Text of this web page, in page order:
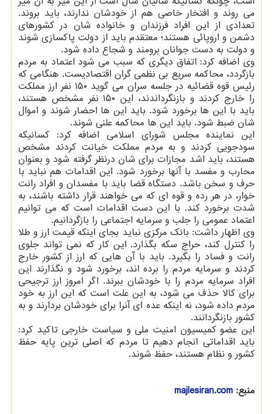
می روند و افتخار خاصی هم از خودشان ندارند، باید بروند.
تعدادی از این افراد فرزندان و خانواده شان در کشورهای
دشمن و اروپائی هستند؛ معتقدم باید از دولت پاکسازی شوند
و دولت به دست جوانان برومند و شجاع داده شود.
وی اضافه کرد: اتفاق دیگری که سبب می شود اعتماد به مردم
بازگردد، محاکمه سریع بی نظمی گران اقتصادیست. هنگامی که
رئیس قوه قضائیه در جلسه سران می گوید ۱۵۰ نفر ارز مملکت
را خارج کردند و بازنگرداندند، این ۱۵۰ نفر مشخص هستند،
باید با این ها برخورد شود. باید این ها احضار شوند و اموال
شان ضبط شود. باید این ها محاکمه علنی شوند.
این نماینده مجلس شورای اسلامی اضافه کرد: کسانیکه
سودجویی کردند و به مردم مملکت خیانت کردند مشخص
هستند، باید اشد مجازات برای شان درنظر گرفته شود و بعنوان
محارب و مفسد با آنها برخورد شود. این اقدامات هم نباید با
حرف و سخن باشد. دستگاه قضا باید با مفسدان و افراد رانت
خوار، در هر رده و قوه ای که می خواهند قرار داشته باشند، به
شدت برخورد کند. با این دست اقدامات است که می توانیم
اعتماد عمومی را جلب و سرمایه اجتماعی را بازگردانیم.
وی اظهار داشت: بانک مرکزی نباید بجای اینکه قیمت ارز و طلا
را کنترل کند، حراج سکه بگذارد. این کار که نمی تواند جلوی
رانت و فساد را بگیرد. باید با آن هایی که ارز از کشور خارج
کردند و سرمایه مردم را برده اند، برخورد شود و نگذارند این
افراد سرمایه مردم را با خودشان ببرند. اگر امروز ارز ترجیحی
برای کالا حذف می شود، به این علت است که این ارز به خود
مردم داده شود، نه اینکه عده ای آنرا برای خودشان بردارند و به
کشور بازنگردانند.
این عضو کمیسیون امنیت ملی و سیاست خارجی تاکید کرد:
باید اقداماتی انجام دهیم تا مردم که اصلی ترین پایه حفظ
کشور و نظام هستند، حفظ شوند.
منبع: majlesiran.com